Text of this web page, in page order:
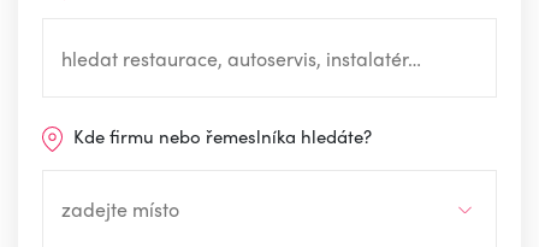
Kde firmu nebo řemeslníka hledáte?